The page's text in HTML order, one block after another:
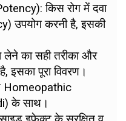
किस रोग में दवा
उपयोग करनी है, इसकी
लेने का सही तरीका और
इसका पूरा विवरण।
Homeopathic
के साथ।